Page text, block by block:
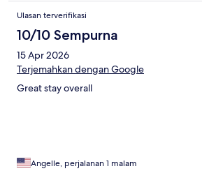
Ulasan terverifikasi
10/10 Sempurna
15 Apr 2026
Terjemahkan dengan Google
Great stay overall
Angelle, perjalanan 1 malam